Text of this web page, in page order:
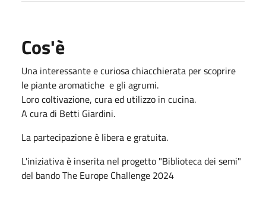
Cos'è
Una interessante e curiosa chiacchierata per scoprire
le piante aromatiche e gli agrumi.
Loro coltivazione, cura ed utilizzo in cucina.
A cura di Betti Giardini.
La partecipazione è libera e gratuita.
L'iniziativa è inserita nel progetto "Biblioteca dei semi"
del bando The Europe Challenge 2024